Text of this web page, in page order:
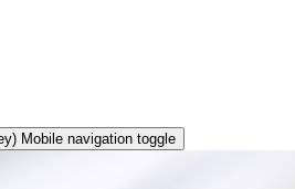
Mobile navigation toggle